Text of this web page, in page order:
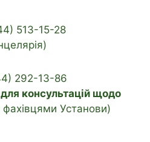
513-15-28
292-13-86
консультацій щодо
фахівцями Установи)